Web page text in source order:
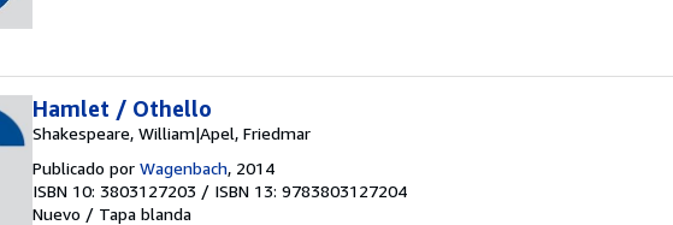
Hamlet / Othello
Shakespeare, William|Apel, Friedmar
Publicado por Wagenbach, 2014
ISBN 10: 3803127203 / ISBN 13: 9783803127204
Nuevo / Tapa blanda